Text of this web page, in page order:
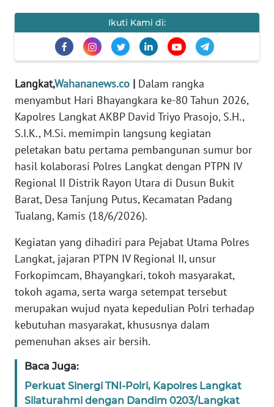
Ikuti Kami di:
Langkat,Wahananews.co | Dalam rangka
menyambut Hari Bhayangkara ke-80 Tahun 2026,
Kapolres Langkat AKBP David Triyo Prasojo, S.H.,
S.I.K., M.Si. memimpin langsung kegiatan
peletakan batu pertama pembangunan sumur bor
hasil kolaborasi Polres Langkat dengan PTPN IV
Regional II Distrik Rayon Utara di Dusun Bukit
Barat, Desa Tanjung Putus, Kecamatan Padang
Tualang, Kamis (18/6/2026).
Kegiatan yang dihadiri para Pejabat Utama Polres
Langkat, jajaran PTPN IV Regional II, unsur
Forkopimcam, Bhayangkari, tokoh masyarakat,
tokoh agama, serta warga setempat tersebut
merupakan wujud nyata kepedulian Polri terhadap
kebutuhan masyarakat, khususnya dalam
pemenuhan akses air bersih.
Baca Juga:
Perkuat Sinergi TNI-Polri, Kapolres Langkat
Silaturahmi dengan Dandim 0203/Langkat
DISCLAIMER
Wahana
News
Regional
WN
SUMUT
JAKARTA
WN
JABAR
WN
BANTEN
WN
NTT